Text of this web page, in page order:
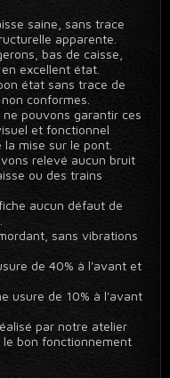
saine, sans trace
apparente.
bas de caisse,
excellent état.
état sans trace de
conformes.
pouvons garantir ces
et fonctionnel
mise sur le pont.
relevé aucun bruit
ou des trains
aucun défaut de
sans vibrations
de 40% à l'avant et
usure de 10% à l'avant
par notre atelier
bon fonctionnement